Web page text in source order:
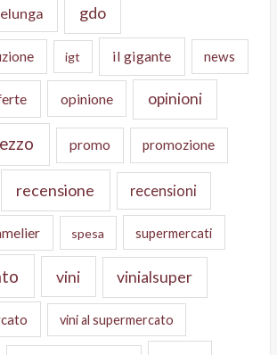
gdo
igt il gigante news
opinione opinioni
promo promozione
recensione recensioni
spesa supermercati
vini vinialsuper
vini al supermercato